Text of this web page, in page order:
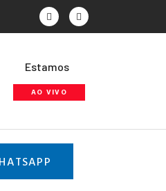
Estamos
AO VIVO